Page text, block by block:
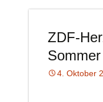
ZDF-
4. Oktober